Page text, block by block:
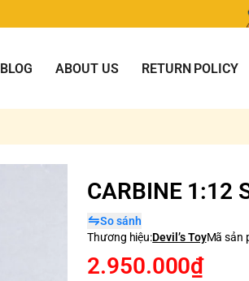
BLOG ABOUT US RETURN POLICY
CARBINE 1:12
So sánh
Thương hiệu:Devil’s ToyMã sản
2.950.000₫